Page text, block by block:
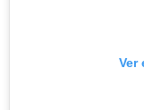
Ver